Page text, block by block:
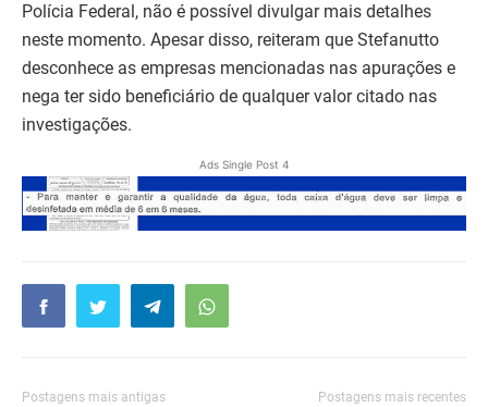
Polícia Federal, não é possível divulgar mais detalhes
neste momento. Apesar disso, reiteram que Stefanutto
desconhece as empresas mencionadas nas apurações e
nega ter sido beneficiário de qualquer valor citado nas
investigações.
Ads Single Post 4
Postagens mais antigas Postagens mais recentes